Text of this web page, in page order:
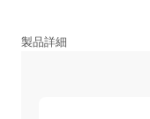
製品詳細